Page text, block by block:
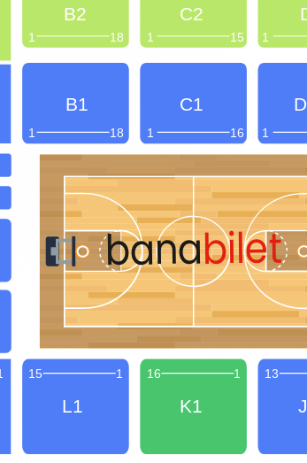
banabilet
1
15
C2
1
18
1
B2
L1
1
15 13
1
16
1
C1
18
1
B1
16
K1
1